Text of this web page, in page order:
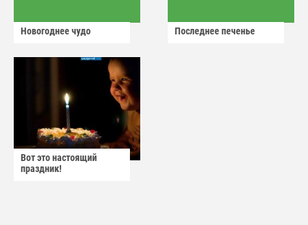
Новогоднее чудо Последнее печенье
Вот это настоящий
праздник!